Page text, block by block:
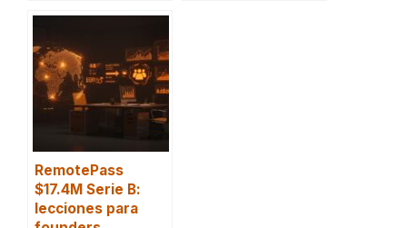
RemotePass
$17.4M Serie B:
lecciones para